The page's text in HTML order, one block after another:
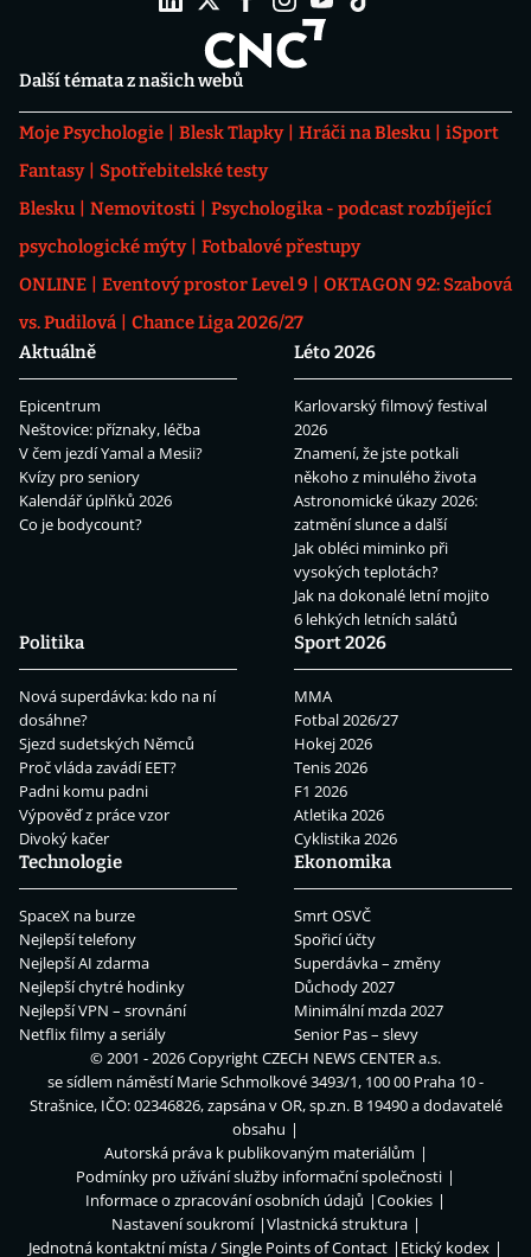
Další témata z našich webů
Moje Psychologie Blesk Tlapky Hráči na Blesku
iSport
Fantasy
Spotřebitelské testy
Blesku
Nemovitosti
Psychologika - podcast rozbíjející
psychologické mýty
Fotbalové přestupy
ONLINE
Eventový prostor Level 9
OKTAGON 92: Szabová
vs. Pudilová
Chance Liga 2026/27
Aktuálně
Epicentrum
Neštovice: příznaky, léčba
V čem jezdí Yamal a Mesii?
Kvízy pro seniory
Kalendář úplňků 2026
Co je bodycount?
Léto 2026
Karlovarský filmový festival
2026
Znamení, že jste potkali
někoho z minulého života
Astronomické úkazy 2026:
zatmění slunce a další
Jak obléci miminko při
vysokých teplotách?
Jak na dokonalé letní mojito
6 lehkých letních salátů
Politika
Nová superdávka: kdo na ní
dosáhne?
Sjezd sudetských Němců
Proč vláda zavádí EET?
Padni komu padni
Výpověď z práce vzor
Divoký kačer
Sport 2026
MMA
Fotbal 2026/27
Hokej 2026
Tenis 2026
F1 2026
Atletika 2026
Cyklistika 2026
Technologie
SpaceX na burze
Nejlepší telefony
Nejlepší AI zdarma
Nejlepší chytré hodinky
Nejlepší VPN – srovnání
Netflix filmy a seriály
Ekonomika
Smrt OSVČ
Spořicí účty
Superdávka – změny
Důchody 2027
Minimální mzda 2027
Senior Pas – slevy
© 2001 - 2026 CopyrightCZECH NEWS CENTER a.s.
se sídlem náměstí Marie Schmolkové 3493/1, 100 00 Praha 10 -
Strašnice, IČO: 02346826, zapsána v OR, sp.zn. B 19490 a dodavatelé
obsahu
Autorská práva k publikovaným materiálům
Podmínky pro užívání služby informační společnosti
Informace o zpracování osobních údajů
Cookies
Nastavení soukromí
Vlastnická struktura
Jednotná kontaktní místa / Single Points of Contact
Etický kodex